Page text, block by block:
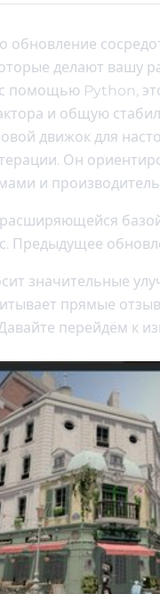
обновление
делают вашу
помощью Python,
и общую
движок для
Он
и
Предыдущее
значительные
прямые
перейдём к